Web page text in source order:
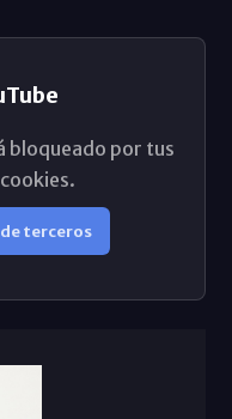
bloqueado por tus
terceros